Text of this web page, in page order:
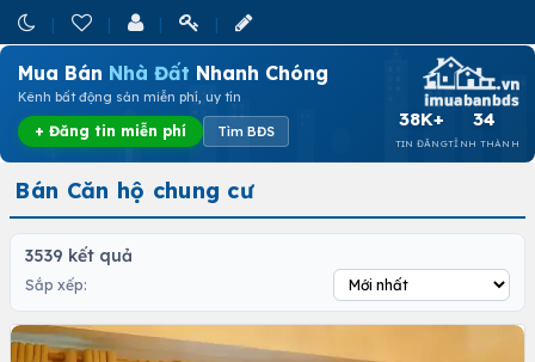
Mua Bán Nhà Đất Nhanh Chóng
Kênh bất động sản miễn phí, uy tín
+ Đăng tin miễn phí Tìm BĐS
38K+
TIN ĐĂNG
34
TỈNH THÀNH
Bán Căn hộ chung cư
3539 kết quả
Sắp xếp: